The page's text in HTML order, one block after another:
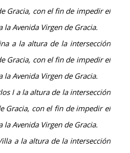
Gracia, con el fin de impedir el
la Avenida Virgen de Gracia.
a la altura de la intersección
Gracia, con el fin de impedir el
la Avenida Virgen de Gracia.
I a la altura de la intersección
Gracia, con el fin de impedir el
la Avenida Virgen de Gracia.
a la altura de la intersección